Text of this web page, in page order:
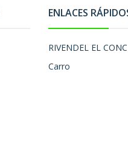
ENLACES
RIVENDEL EL
Carro